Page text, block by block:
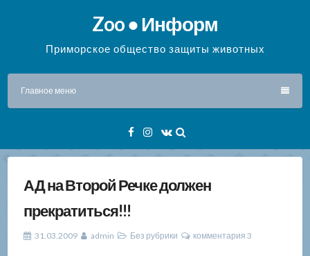
содержимому
Zoo ● Информ
Приморское общество защиты животных
Главное меню
Facebook
Instagram
VK
АД на Второй Речке должен
прекратиться!!!
31.03.2009 admin Без рубрики комментария 3